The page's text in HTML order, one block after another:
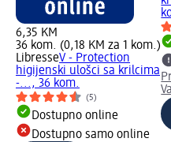
6,35 KM
36 kom. (0,18 KM za 1 kom.)
LibresseV - Protection
higijenski ulošci sa krilcima
-..., 36 kom.
(5)
Dostupno online
Dostupno samo online